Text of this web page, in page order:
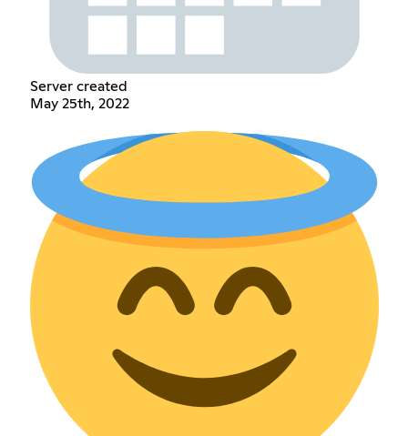
Server created
May 25th, 2022